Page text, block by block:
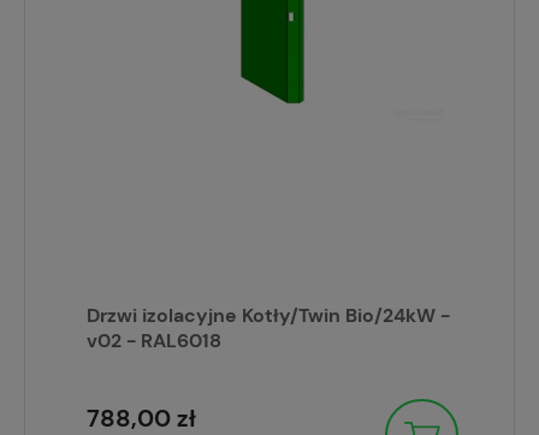
Drzwi izolacyjne Kotły/Twin Bio/24kW -
v02 - RAL6018
788,00 zł